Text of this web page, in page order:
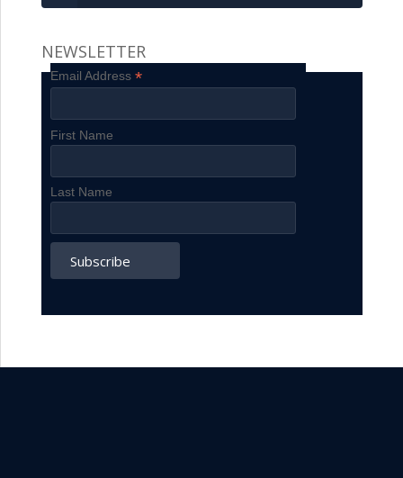
NEWSLETTER
Email Address*
First Name
Last Name